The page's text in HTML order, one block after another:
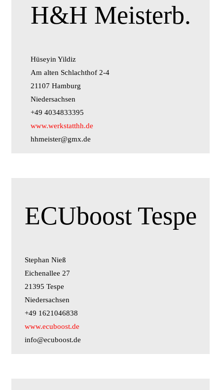
H&H Meisterb.
Hüseyin Yildiz
Am alten Schlachthof 2-4
21107 Hamburg
Niedersachsen
+49 4034833395
www.werkstatthh.de
hhmeister@gmx.de
ECUboost Tespe
Stephan Nieß
Eichenallee 27
21395 Tespe
Niedersachsen
+49 1621046838
www.ecuboost.de
info@ecuboost.de